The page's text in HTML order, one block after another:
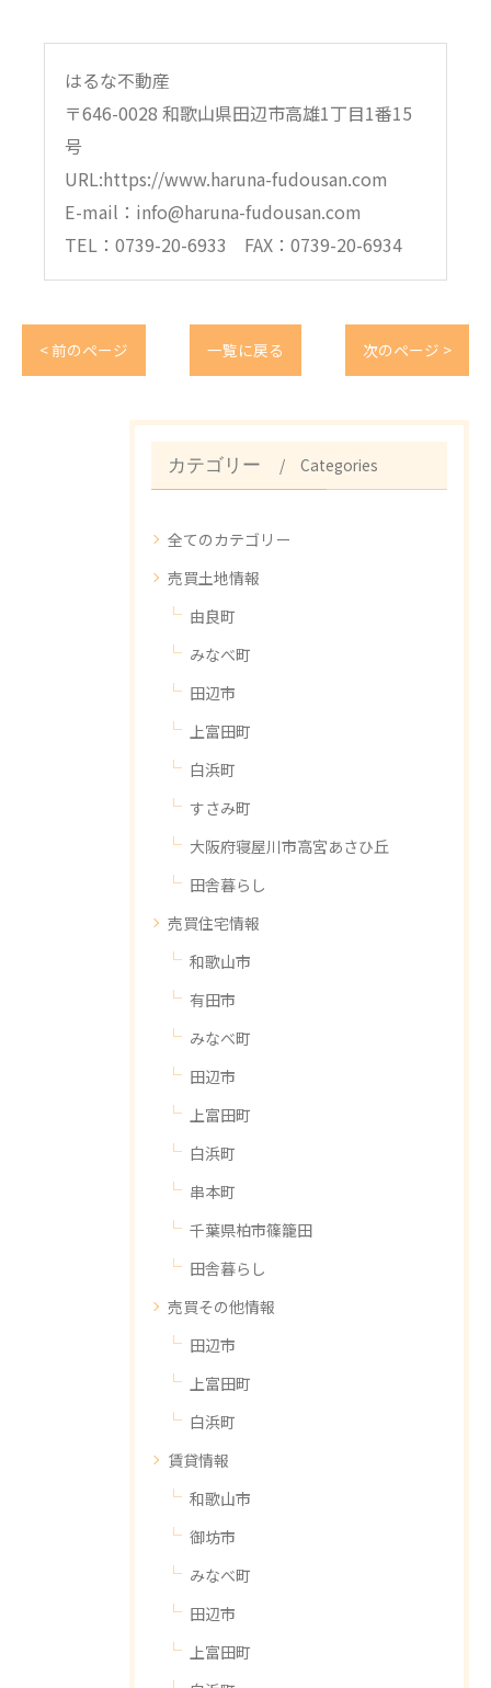
はるな不動産
〒646-0028 和歌山県田辺市高雄1丁目1番15
号
URL:https://www.haruna-fudousan.com
E-mail：info@haruna-fudousan.com
TEL：0739-20-6933 FAX：0739-20-6934
< 前のページ 一覧に戻る 次のページ >
カテゴリー Categories
全てのカテゴリー
売買土地情報
由良町
みなべ町
田辺市
上富田町
白浜町
すさみ町
大阪府寝屋川市高宮あさひ丘
田舎暮らし
売買住宅情報
和歌山市
有田市
みなべ町
田辺市
上富田町
白浜町
串本町
千葉県柏市篠籠田
田舎暮らし
売買その他情報
田辺市
上富田町
白浜町
賃貸情報
和歌山市
御坊市
みなべ町
田辺市
上富田町